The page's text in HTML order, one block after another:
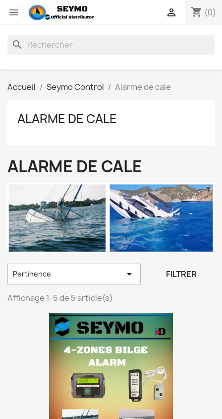
 shopping_cart (0)

search
Accueil Seymo Control Alarme de cale
ALARME DE CALE
ALARME DE CALE
Pertinence  FILTRER
Affichage 1-5 de 5 article(s)